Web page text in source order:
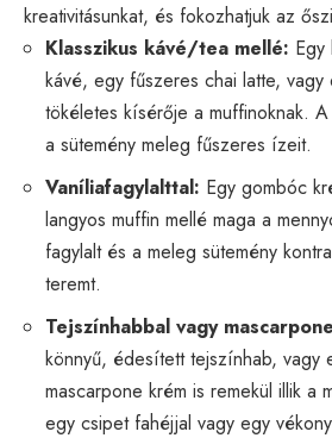
kreativitásunkat, és fokozhatjuk az
Klasszikus kávé/tea mellé:
kávé, egy fűszeres chai latte, vagy
tökéletes kísérője a muffinoknak.
a sütemény meleg fűszeres ízeit.
Vaníliafagylalttal: Egy gombóc
langyos muffin mellé maga a
fagylalt és a meleg sütemény
teremt.
Tejszínhabbal vagy
könnyű, édesített tejszínhab, vagy
mascarpone krém is remekül illik a
egy csipet fahéjjal vagy egy